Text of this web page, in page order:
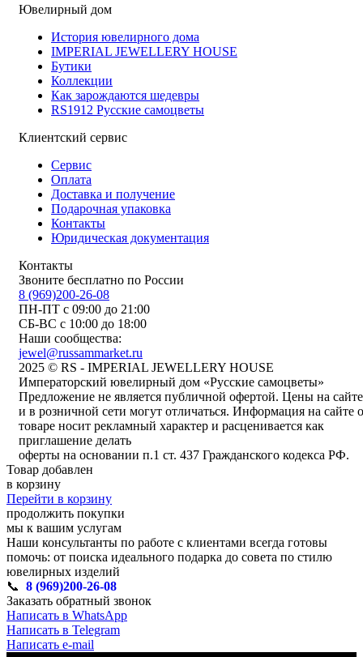
Ювелирный дом
История ювелирного дома
IMPERIAL JEWELLERY HOUSE
Бутики
Коллекции
Как зарождаются шедевры
RS1912 Русские самоцветы
Клиентский сервис
Сервис
Оплата
Доставка и получение
Подарочная упаковка
Контакты
Юридическая документация
Контакты
Звоните бесплатно по России
8 (969)200-26-08
ПН-ПТ с 09:00 до 21:00
СБ-ВС с 10:00 до 18:00
Наши сообщества:
jewel@russammarket.ru
2025 © RS - IMPERIAL JEWELLERY HOUSE
Императорский ювелирный дом «Русские самоцветы»
Предложение не является публичной офертой. Цены на сайте
и в розничной сети могут отличаться. Информация на сайте о
товаре носит рекламный характер и расценивается как
приглашение делать
оферты на основании п.1 ст. 437 Гражданского кодекса РФ.
Товар добавлен
в корзину
Перейти в корзину
продолжить покупки
мы к вашим услугам
Наши консультанты по работе с клиентами всегда готовы
помочь: от поиска идеального подарка до совета по стилю
ювелирных изделий
📞 8 (969)200-26-08
Заказать обратный звонок
Написать в WhatsApp
Написать в Telegram
Написать e-mail